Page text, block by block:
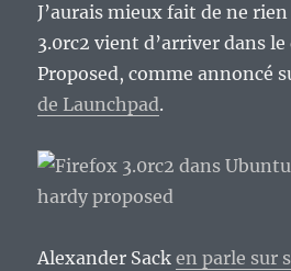
J’aurais mieux fait de ne
3.0rc2 vient d’arriver dans
Proposed, comme annoncé
de Launchpad.
Alexander Sacken parle sur